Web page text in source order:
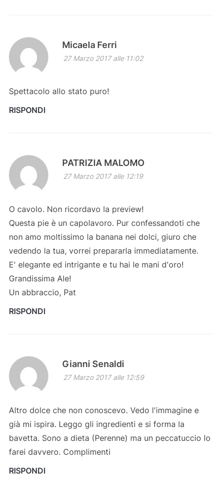
Micaela Ferri
27 Marzo 2017 alle 11:02
Spettacolo allo stato puro!
RISPONDI
PATRIZIA MALOMO
27 Marzo 2017 alle 12:19
O cavolo. Non ricordavo la preview!
Questa pie è un capolavoro. Pur confessandoti che
non amo moltissimo la banana nei dolci, giuro che
vedendo la tua, vorrei prepararla immediatamente.
E' elegante ed intrigante e tu hai le mani d'oro!
Grandissima Ale!
Un abbraccio, Pat
RISPONDI
Gianni Senaldi
27 Marzo 2017 alle 12:59
Altro dolce che non conoscevo. Vedo l'immagine e
già mi ispira. Leggo gli ingredienti e si forma la
bavetta. Sono a dieta (Perenne) ma un peccatuccio lo
farei davvero. Complimenti
RISPONDI